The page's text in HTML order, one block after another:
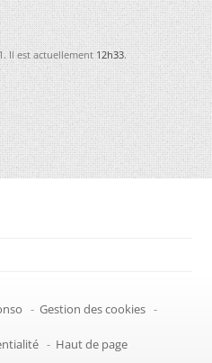
Il est actuellement12h33.
- Gestion des cookies -
- Haut de page